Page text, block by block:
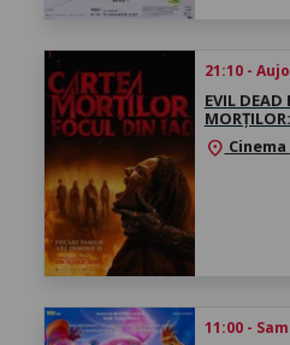
21:10 -
EVIL
location_on
11:00 -